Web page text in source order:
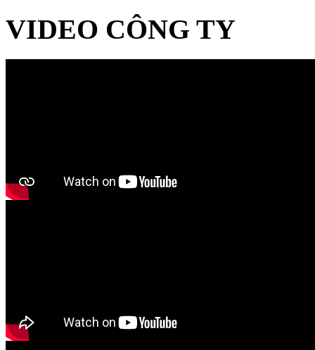
VIDEO CÔNG TY